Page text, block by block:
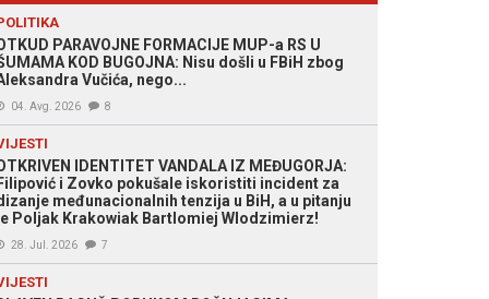
PARAVOJNE FORMACIJE MUP-a RS U
KOD BUGOJNA: Nisu došli u FBiH zbog
Vučića, nego...
04. Avg. 2026 8
IDENTITET VANDALA IZ MEĐUGORJA:
i Zovko pokušale iskoristiti incident za
međunacionalnih tenzija u BiH, a u pitanju
Poljak Krakowiak Bartlomiej Wlodzimierz!
28. Jul. 2026 7